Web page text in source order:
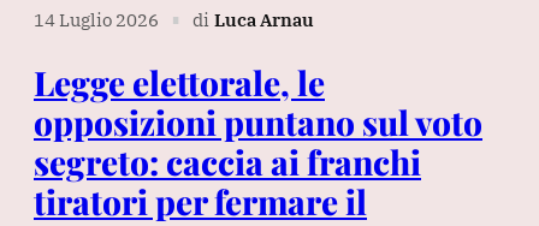
14 Luglio 2026 ∎ di Luca Arnau
Legge elettorale, le
opposizioni puntano sul voto
segreto: caccia ai franchi
tiratori per fermare il